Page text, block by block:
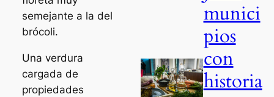
semejante a la del
brócoli.
Una verdura
cargada de
propiedades
munici
pios
con
historia